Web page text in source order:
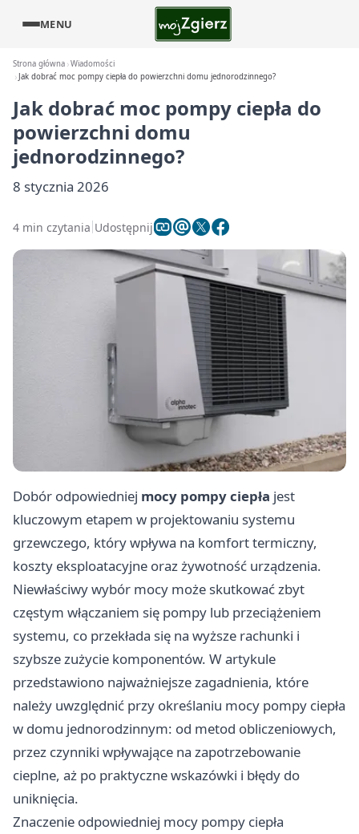
MENU
Strona główna Wiadomości
Jak dobrać moc pompy ciepła do powierzchni domu jednorodzinnego?
Jak dobrać moc pompy ciepła do
powierzchni domu
jednorodzinnego?
8 stycznia 2026
4 min czytania Udostępnij
Dobór odpowiedniej mocy pompy ciepła jest
kluczowym etapem w projektowaniu systemu
grzewczego, który wpływa na komfort termiczny,
koszty eksploatacyjne oraz żywotność urządzenia.
Niewłaściwy wybór mocy może skutkować zbyt
częstym włączaniem się pompy lub przeciążeniem
systemu, co przekłada się na wyższe rachunki i
szybsze zużycie komponentów. W artykule
przedstawiono najważniejsze zagadnienia, które
należy uwzględnić przy określaniu mocy pompy ciepła
w domu jednorodzinnym: od metod obliczeniowych,
przez czynniki wpływające na zapotrzebowanie
cieplne, aż po praktyczne wskazówki i błędy do
uniknięcia.
Znaczenie odpowiedniej mocy pompy ciepła